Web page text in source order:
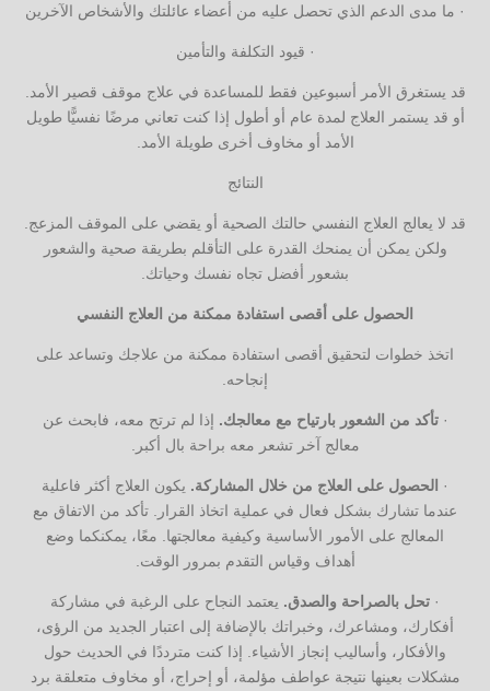
· ما مدى الدعم الذي تحصل عليه من أعضاء عائلتك والأشخاص الآخرين
· قيود التكلفة والتأمين
قد يستغرق الأمر أسبوعين فقط للمساعدة في علاج موقف قصير الأمد.
أو قد يستمر العلاج لمدة عام أو أطول إذا كنت تعاني مرضًا نفسيًّا طويل
الأمد أو مخاوف أخرى طويلة الأمد.
النتائج
قد لا يعالج العلاج النفسي حالتك الصحية أو يقضي على الموقف المزعج.
ولكن يمكن أن يمنحك القدرة على التأقلم بطريقة صحية والشعور
بشعور أفضل تجاه نفسك وحياتك.
الحصول على أقصى استفادة ممكنة من العلاج النفسي
اتخذ خطوات لتحقيق أقصى استفادة ممكنة من علاجك وتساعد على
إنجاحه.
·تأكد من الشعور بارتياح مع معالجك. إذا لم ترتح معه، فابحث عن
معالج آخر تشعر معه براحة بال أكبر.
· الحصول على العلاج من خلال المشاركة. يكون العلاج أكثر فاعلية
عندما تشارك بشكل فعال في عملية اتخاذ القرار. تأكد من الاتفاق مع
المعالج على الأمور الأساسية وكيفية معالجتها. معًا، يمكنكما وضع
أهداف وقياس التقدم بمرور الوقت.
· تحل بالصراحة والصدق. يعتمد النجاح على الرغبة في مشاركة
أفكارك، ومشاعرك، وخبراتك بالإضافة إلى اعتبار الجديد من الرؤى،
والأفكار، وأساليب إنجاز الأشياء. إذا كنت مترددًا في الحديث حول
مشكلات بعينها نتيجة عواطف مؤلمة، أو إحراج، أو مخاوف متعلقة برد